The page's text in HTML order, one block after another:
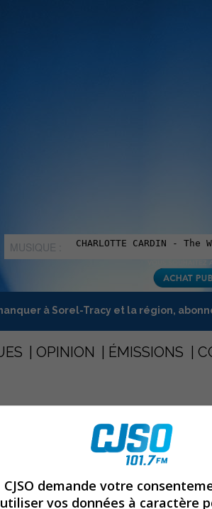
MUSIQUE :
à Sorel-Tracy et la région,
OPINION ÉMISSIONS
PROGRAMME
un nouveau
CJSO demande votre
utiliser vos données à caractère